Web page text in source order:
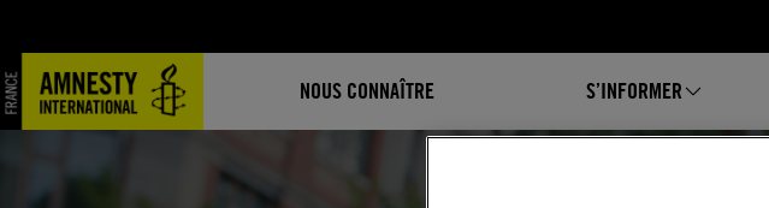
NOUS CONNAÎTRE S’INFORMER